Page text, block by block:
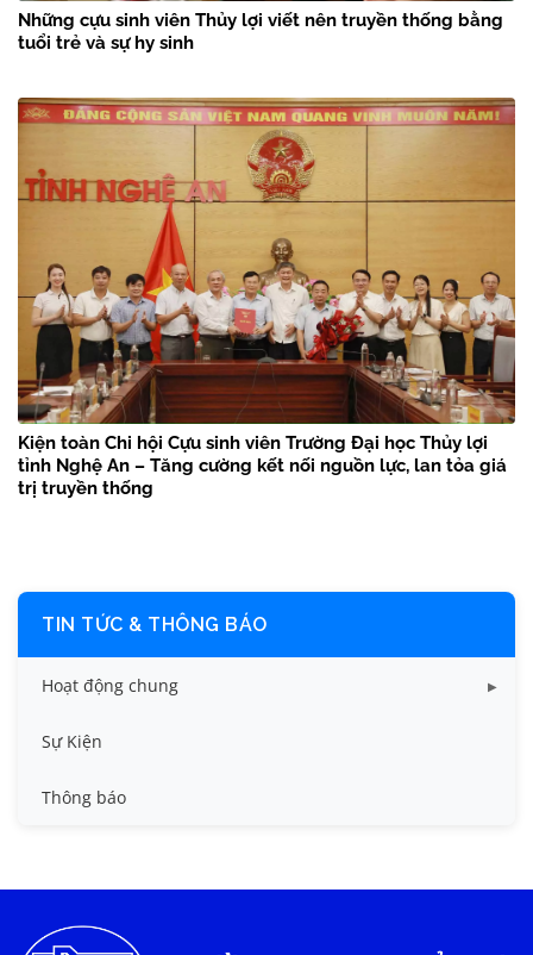
Những cựu sinh viên Thủy lợi viết nên truyền thống bằng
tuổi trẻ và sự hy sinh
Kiện toàn Chi hội Cựu sinh viên Trường Đại học Thủy lợi
tỉnh Nghệ An – Tăng cường kết nối nguồn lực, lan tỏa giá
trị truyền thống
TIN TỨC & THÔNG BÁO
Hoạt động chung
Tin công tác sinh viên
Tin đào tạo
Tin tức chung
Sự Kiện
Thông báo